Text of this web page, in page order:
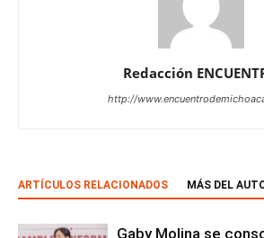
Redacción
http://
ARTÍCULOS RELACIONADOS MÁS DEL
Gaby Molina se